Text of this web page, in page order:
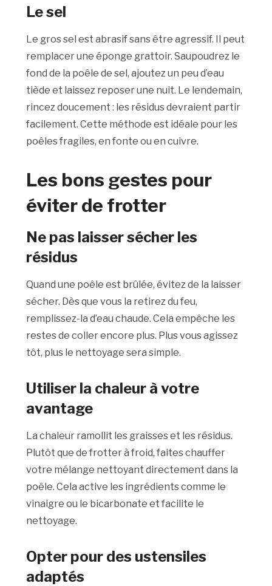
Le sel
Le gros sel est abrasif sans être agressif. Il peut
remplacer une éponge grattoir. Saupoudrez le
fond de la poêle de sel, ajoutez un peu d’eau
tiède et laissez reposer une nuit. Le lendemain,
rincez doucement : les résidus devraient partir
facilement. Cette méthode est idéale pour les
poêles fragiles, en fonte ou en cuivre.
Les bons gestes pour
éviter de frotter
Ne pas laisser sécher les
résidus
Quand une poêle est brûlée, évitez de la laisser
sécher. Dès que vous la retirez du feu,
remplissez-la d’eau chaude. Cela empêche les
restes de coller encore plus. Plus vous agissez
tôt, plus le nettoyage sera simple.
Utiliser la chaleur à votre
avantage
La chaleur ramollit les graisses et les résidus.
Plutôt que de frotter à froid, faites chauffer
votre mélange nettoyant directement dans la
poêle. Cela active les ingrédients comme le
vinaigre ou le bicarbonate et facilite le
nettoyage.
Opter pour des ustensiles
adaptés